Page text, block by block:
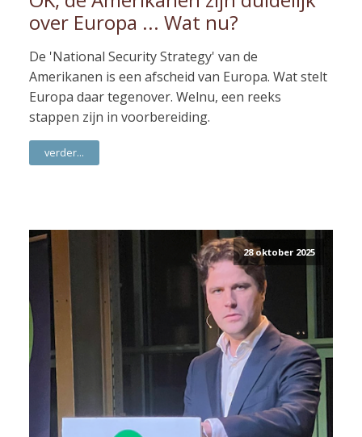
over Europa ... Wat nu?
De 'National Security Strategy' van de
Amerikanen is een afscheid van Europa. Wat stelt
Europa daar tegenover. Welnu, een reeks
stappen zijn in voorbereiding.
verder...
28 oktober 2025